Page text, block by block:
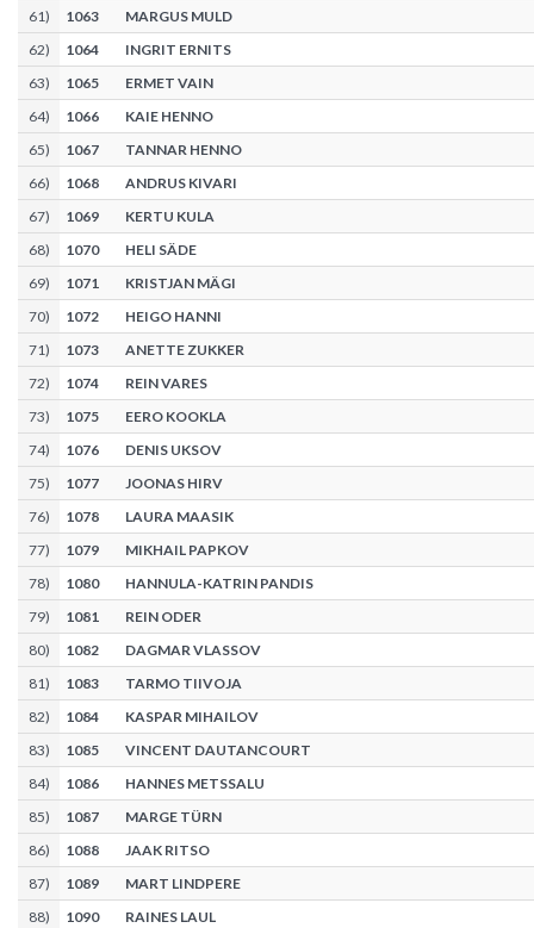
61) 1063
MARGUS MULD
62) 1064
INGRIT ERNITS
63) 1065
ERMET VAIN
64) 1066
KAIE HENNO
65) 1067
TANNAR HENNO
66) 1068
ANDRUS KIVARI
67) 1069
KERTU KULA
68) 1070
HELI SÄDE
69) 1071
KRISTJAN MÄGI
70) 1072
HEIGO HANNI
71) 1073
ANETTE ZUKKER
72) 1074
REIN VARES
73) 1075
EERO KOOKLA
74) 1076
DENIS UKSOV
75) 1077
JOONAS HIRV
76) 1078
LAURA MAASIK
77) 1079
MIKHAIL PAPKOV
78) 1080
HANNULA-KATRIN PANDIS
79) 1081
REIN ODER
80) 1082
DAGMAR VLASSOV
81) 1083
TARMO TIIVOJA
82) 1084
KASPAR MIHAILOV
83) 1085
VINCENT DAUTANCOURT
84) 1086
HANNES METSSALU
85) 1087
MARGE TÜRN
86) 1088
JAAK RITSO
87) 1089
MART LINDPERE
88) 1090
RAINES LAUL